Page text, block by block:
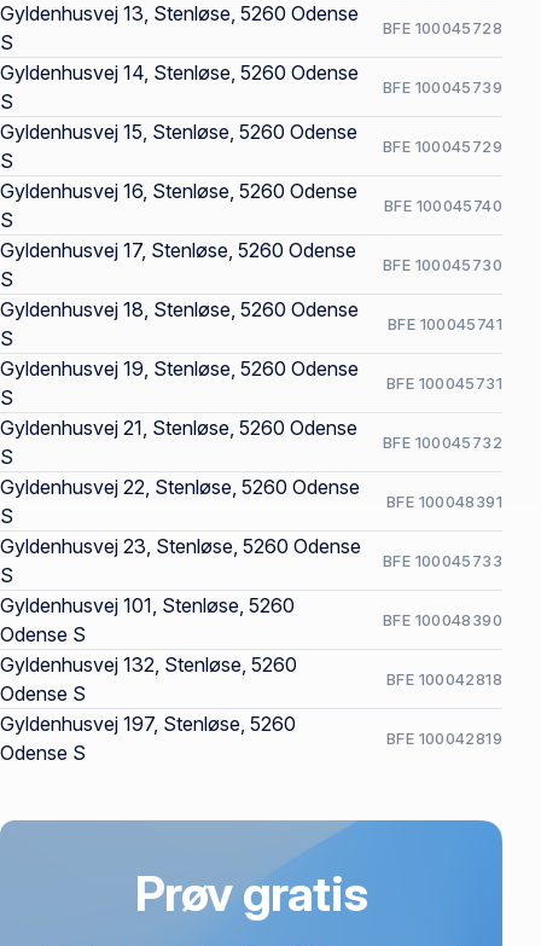
Gyldenhusvej 13, Stenløse, 5260 Odense
S
BFE 100045728
Gyldenhusvej 14, Stenløse, 5260 Odense
S
BFE 100045739
Gyldenhusvej 15, Stenløse, 5260 Odense
S
BFE 100045729
Gyldenhusvej 16, Stenløse, 5260 Odense
S
BFE 100045740
Gyldenhusvej 17, Stenløse, 5260 Odense
S
BFE 100045730
Gyldenhusvej 18, Stenløse, 5260 Odense
S
BFE 100045741
Gyldenhusvej 19, Stenløse, 5260 Odense
S
BFE 100045731
Gyldenhusvej 21, Stenløse, 5260 Odense
S
BFE 100045732
Gyldenhusvej 22, Stenløse, 5260 Odense
S
BFE 100048391
Gyldenhusvej 23, Stenløse, 5260 Odense
S
BFE 100045733
Gyldenhusvej 101, Stenløse, 5260
Odense S
BFE 100048390
Gyldenhusvej 132, Stenløse, 5260
Odense S
BFE 100042818
Gyldenhusvej 197, Stenløse, 5260
Odense S
BFE 100042819
Prøv gratis